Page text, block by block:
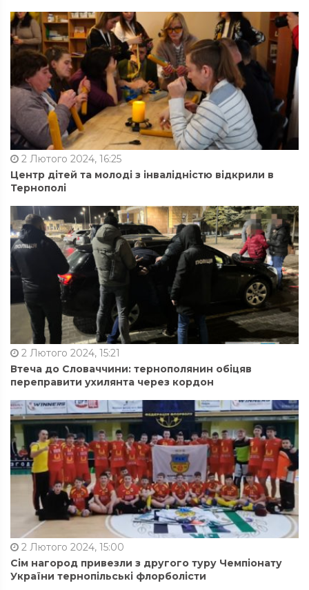
2 Лютого 2024, 16:25
Центр дітей та молоді з інвалідністю відкрили в
Тернополі
2 Лютого 2024, 15:21
Втеча до Словаччини: тернополянин обіцяв
переправити ухилянта через кордон
2 Лютого 2024, 15:00
Сім нагород привезли з другого туру Чемпіонату
України тернопільські флорболісти